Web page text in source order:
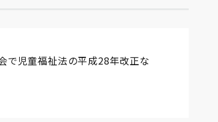
で児童福祉法の平成28年改正な